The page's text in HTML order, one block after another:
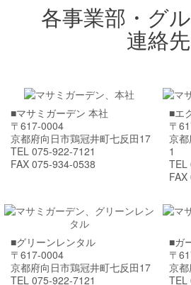
各事業部・グ
連絡先
■マサミガーデン 本社
〒617-0004
京都府向日市鶏冠井町七反田17
TEL 075-922-7121
FAX 075-934-0538
■エ
〒
京
1
TEL
■グリーンレンタル
〒617-0004
京都府向日市鶏冠井町七反田17
TEL 075-922-7121
■ガ
〒
京
TEL